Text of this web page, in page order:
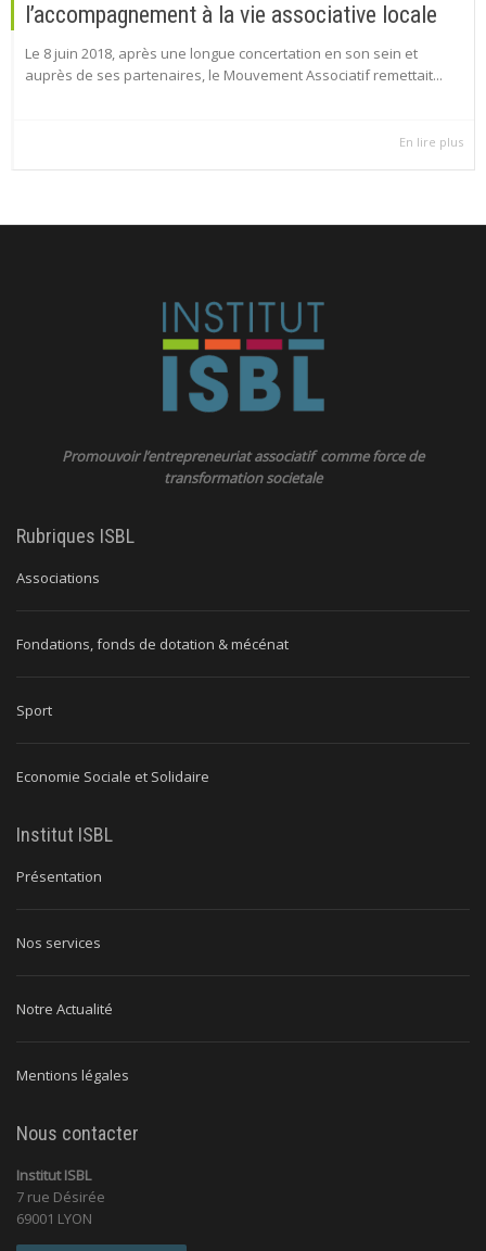
l’accompagnement à la vie associative locale
Le 8 juin 2018, après une longue concertation en son sein et
auprès de ses partenaires, le Mouvement Associatif remettait...
En lire plus
Promouvoir l’entrepreneuriat associatif comme force de
transformation societale
Rubriques ISBL
Associations
Fondations, fonds de dotation & mécénat
Sport
Economie Sociale et Solidaire
Institut ISBL
Présentation
Nos services
Notre Actualité
Mentions légales
Nous contacter
Institut ISBL
7 rue Désirée
69001 LYON